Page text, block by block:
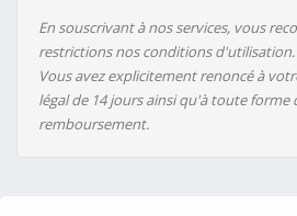
En souscrivant à nos services, vous
restrictions nos conditions d'utilisation.
Vous avez explicitement renoncé à
légal de 14 jours ainsi qu'à toute
remboursement.